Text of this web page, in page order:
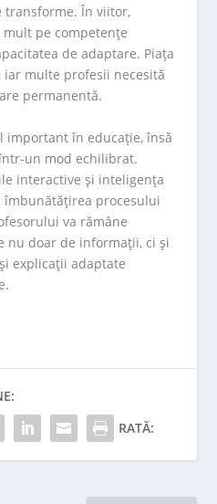
transforme. În viitor,
pe competențe
de adaptare. Piața
multe profesii necesită
permanentă.
important în educație, însă
un mod echilibrat.
interactive și inteligența
procesului
va rămâne
nu doar de informații, ci și
explicații adaptate
RATĂ: